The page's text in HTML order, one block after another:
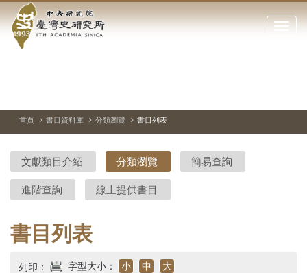
到中
央
院-
臺
灣
史
研
究
點
閉
站
停、
圖
圖
結
首頁 書目資料庫 分類瀏覽 書目列表
文獻類目介紹 分類瀏覽 簡易查詢
進階查詢 線上提供書目
書目列表
列印： 字型大小： 小 中 大